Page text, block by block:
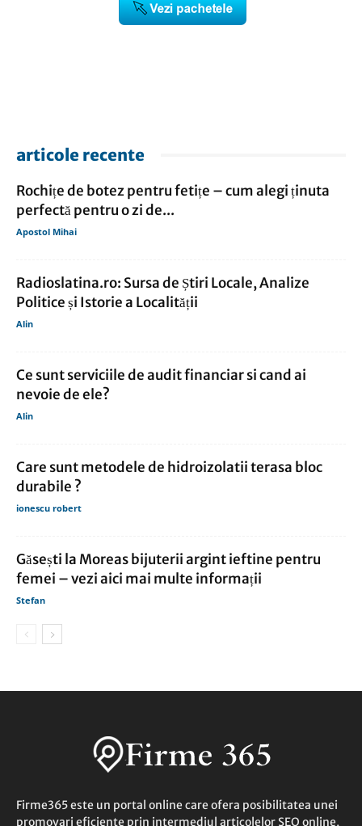
articole recente
Rochițe de botez pentru fetițe – cum alegi ținuta
perfectă pentru o zi de...
Apostol Mihai
Radioslatina.ro: Sursa de Știri Locale, Analize
Politice și Istorie a Localității
Alin
Ce sunt serviciile de audit financiar si cand ai
nevoie de ele?
Alin
Care sunt metodele de hidroizolatii terasa bloc
durabile ?
ionescu robert
Găsești la Moreas bijuterii argint ieftine pentru
femei – vezi aici mai multe informații
Stefan
Firme365 este un portal online care ofera posibilitatea unei
promovari eficiente prin intermediul articolelor SEO online,